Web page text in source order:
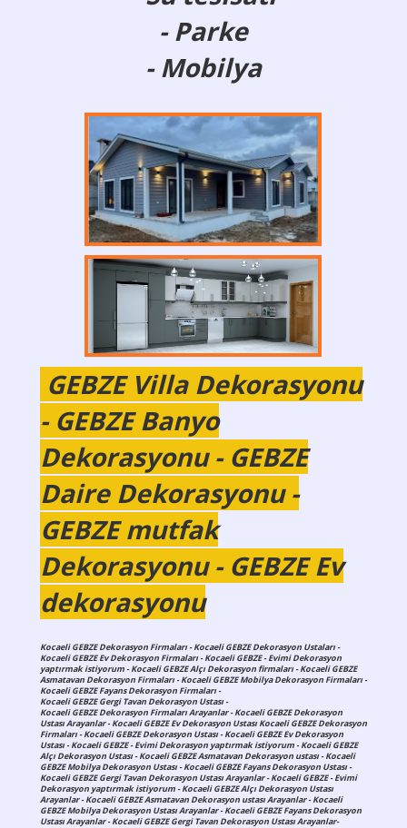
GEBZE Villa Dekorasyonu
- GEBZE Banyo
Dekorasyonu - GEBZE
Daire Dekorasyonu -
GEBZE mutfak
Dekorasyonu - GEBZE Ev
dekorasyonu
- Parke
- Mobilya
Kocaeli GEBZE Dekorasyon Firmaları - Kocaeli GEBZE Dekorasyon Ustaları -
Kocaeli GEBZE Ev Dekorasyon Firmaları - Kocaeli GEBZE - Evimi Dekorasyon
yaptırmak istiyorum - Kocaeli GEBZE Alçı Dekorasyon firmaları - Kocaeli GEBZE
Asmatavan Dekorasyon Firmaları - Kocaeli GEBZE Mobilya Dekorasyon Firmaları -
Kocaeli GEBZE Fayans Dekorasyon Firmaları -
Kocaeli GEBZE Gergi Tavan Dekorasyon Ustası -
Kocaeli GEBZE Dekorasyon Firmaları Arayanlar - Kocaeli GEBZE Dekorasyon
Ustası Arayanlar - Kocaeli GEBZE Ev Dekorasyon Ustası Kocaeli GEBZE Dekorasyon
Firmaları - Kocaeli GEBZE Dekorasyon Ustası - Kocaeli GEBZE Ev Dekorasyon
Ustası - Kocaeli GEBZE - Evimi Dekorasyon yaptırmak istiyorum - Kocaeli GEBZE
Alçı Dekorasyon Ustası - Kocaeli GEBZE Asmatavan Dekorasyon ustası - Kocaeli
GEBZE Mobilya Dekorasyon Ustası - Kocaeli GEBZE Fayans Dekorasyon Ustası -
Kocaeli GEBZE Gergi Tavan Dekorasyon Ustası Arayanlar - Kocaeli GEBZE - Evimi
Dekorasyon yaptırmak istiyorum - Kocaeli GEBZE Alçı Dekorasyon Ustası
Arayanlar - Kocaeli GEBZE Asmatavan Dekorasyon ustası Arayanlar - Kocaeli
GEBZE Mobilya Dekorasyon Ustası Arayanlar - Kocaeli GEBZE Fayans Dekorasyon
Ustası Arayanlar - Kocaeli GEBZE Gergi Tavan Dekorasyon Ustası Arayanlar-